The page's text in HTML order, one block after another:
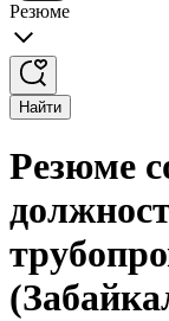
Резюме
Найти
Резюме